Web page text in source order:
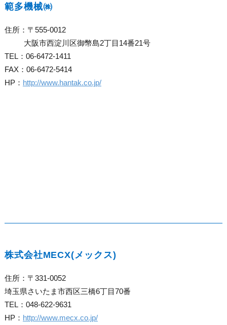
範多機械㈱
住所：〒555-0012
大阪市西淀川区御幣島2丁目14番21号
TEL：06-6472-1411
FAX：06-6472-5414
HP： http://www.hantak.co.jp/
株式会社MECX(メックス)
住所：〒331-0052
埼玉県さいたま市西区三橋6丁目70番
TEL：048-622-9631
HP： http://www.mecx.co.jp/